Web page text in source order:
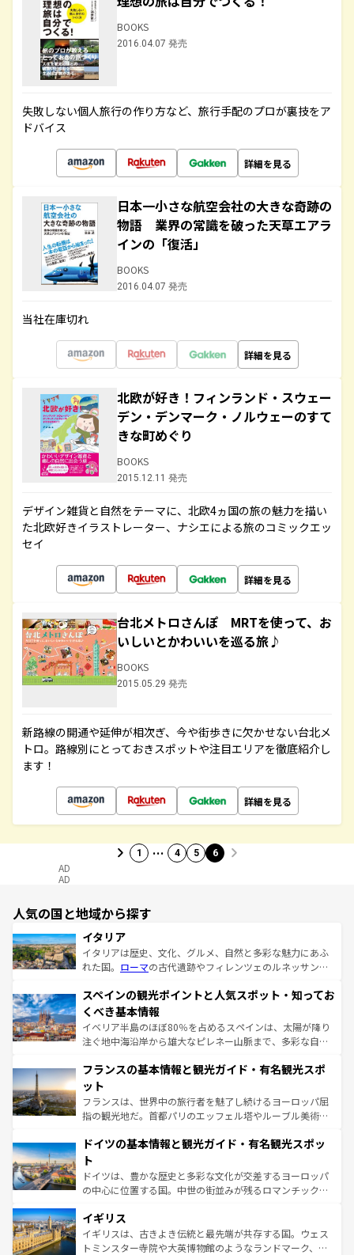
BOOKS
2016.04.07 発売
失敗しない個人旅行の作り方など、旅行手配のプロが裏技をア
ドバイス
詳細を見る
日本一小さな航空会社の大きな奇跡の
物語 業界の常識を破った天草エアラ
インの「復活」
BOOKS
2016.04.07 発売
当社在庫切れ
詳細を見る
北欧が好き！フィンランド・スウェー
デン・デンマーク・ノルウェーのすて
きな町めぐり
BOOKS
2015.12.11 発売
デザイン雑貨と自然をテーマに、北欧4ヵ国の旅の魅力を描い
た北欧好きイラストレーター、ナシエによる旅のコミックエッ
セイ
詳細を見る
台北メトロさんぽ MRTを使って、お
いしいとかわいいを巡る旅♪
BOOKS
2015.05.29 発売
新路線の開通や延伸が相次ぎ、今や街歩きに欠かせない台北メ
トロ。路線別にとっておきスポットや注目エリアを徹底紹介し
ます！
詳細を見る
1 … 4 5 6
AD
AD
人気の国と地域から探す
イタリア
イタリアは歴史、文化、グルメ、自然と多彩な魅力にあふ
れた国。 ローマの古代遺跡やフィレンツェのルネッサンス
ろん、トスカーナの美しい田園風景やアマルフィ海岸の絶
景など、自然景観も見逃せない。観光の合間には、本場の
ピザやパスタなど、絶品のイタリア料理を堪能することも
できる。朝目覚めてから夜眠るまで、すべての瞬間を楽し
なお、新着のイタリア情報はコンテンツ一覧を参照してほ
しい。
スペインの観光ポイントと人気スポット・知ってお
くべき基本情報
イベリア半島のほぼ80％を占めるスペインは、太陽が降り
注ぐ地中海沿岸から雄大なピレネー山脈まで、多彩な自然
文化が根付くこの国では、情熱的なフラメンコ、熱気あふ
れる闘牛、そして美味しいタパスが生活の一部となってい
る。首都マドリードの洗練された雰囲気や、バルセロナの
アートに溢れた街角から、地方では古代ローマ遺跡や中世
せる。地方によって風土や気候が異なるスペインはその個
ンテンツ一覧 を参照してほしい。
フランスの基本情報と観光ガイド・有名観光スポ
ット
フランスは、世界中の旅行者を魅了し続けるヨーロッパ屈
指の観光地だ。首都パリのエッフェル塔やルーブル美術館
で、幅広い魅力が詰まっている。華麗な宮殿、歴史的な大
聖堂、美しいビーチ、そして豊かな自然が、訪れる者を心
から魅了する。また、フランスは美食の国としても知ら
れ、フランス料理はユネスコ無形文化遺産にも登録されて
香り高いラベンダー畑など、多彩な楽しみ方が可能だ。さ
らに、パリ以外の地域にも魅力が溢れており、どの街角に
も豊かな歴史と文化が息づいている。パリ以外の個性あふ
ドイツの基本情報と観光ガイド・有名観光スポッ
ト
ドイツは、豊かな歴史と多彩な文化が交差するヨーロッパ
の中心に位置する国。中世の街並みが残るロマンチック街
顔を持つこの国は、どこを歩いても飽きることがない。ベ
ルリンの文化的活気、バイエルン州のアルプスの絶景、そ
してライン川沿いのワイン畑といった風景は必見。ビール
イギリス
イギリスは、古きよき伝統と最先端が共存する国。ウェス
トミンスター寺院や大英博物館のようなランドマーク、歴